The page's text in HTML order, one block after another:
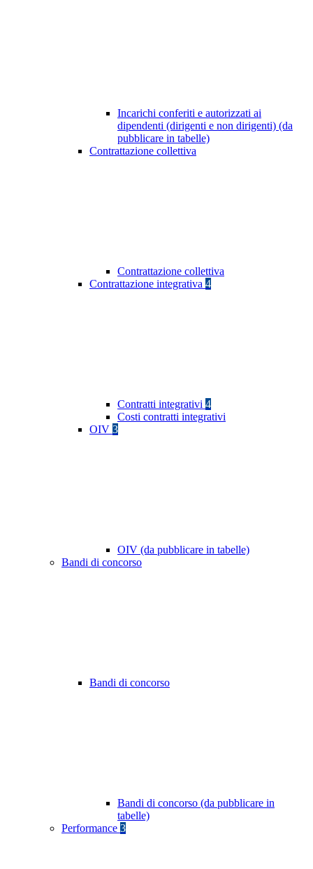
Incarichi conferiti e autorizzati ai
dipendenti (dirigenti e non dirigenti) (da
pubblicare in tabelle)
Contrattazione collettiva
Contrattazione collettiva
Contrattazione integrativa 4
Contratti integrativi 4
Costi contratti integrativi
OIV 3
OIV (da pubblicare in tabelle)
Bandi di concorso
Bandi di concorso
Bandi di concorso (da pubblicare in
tabelle)
Performance 3